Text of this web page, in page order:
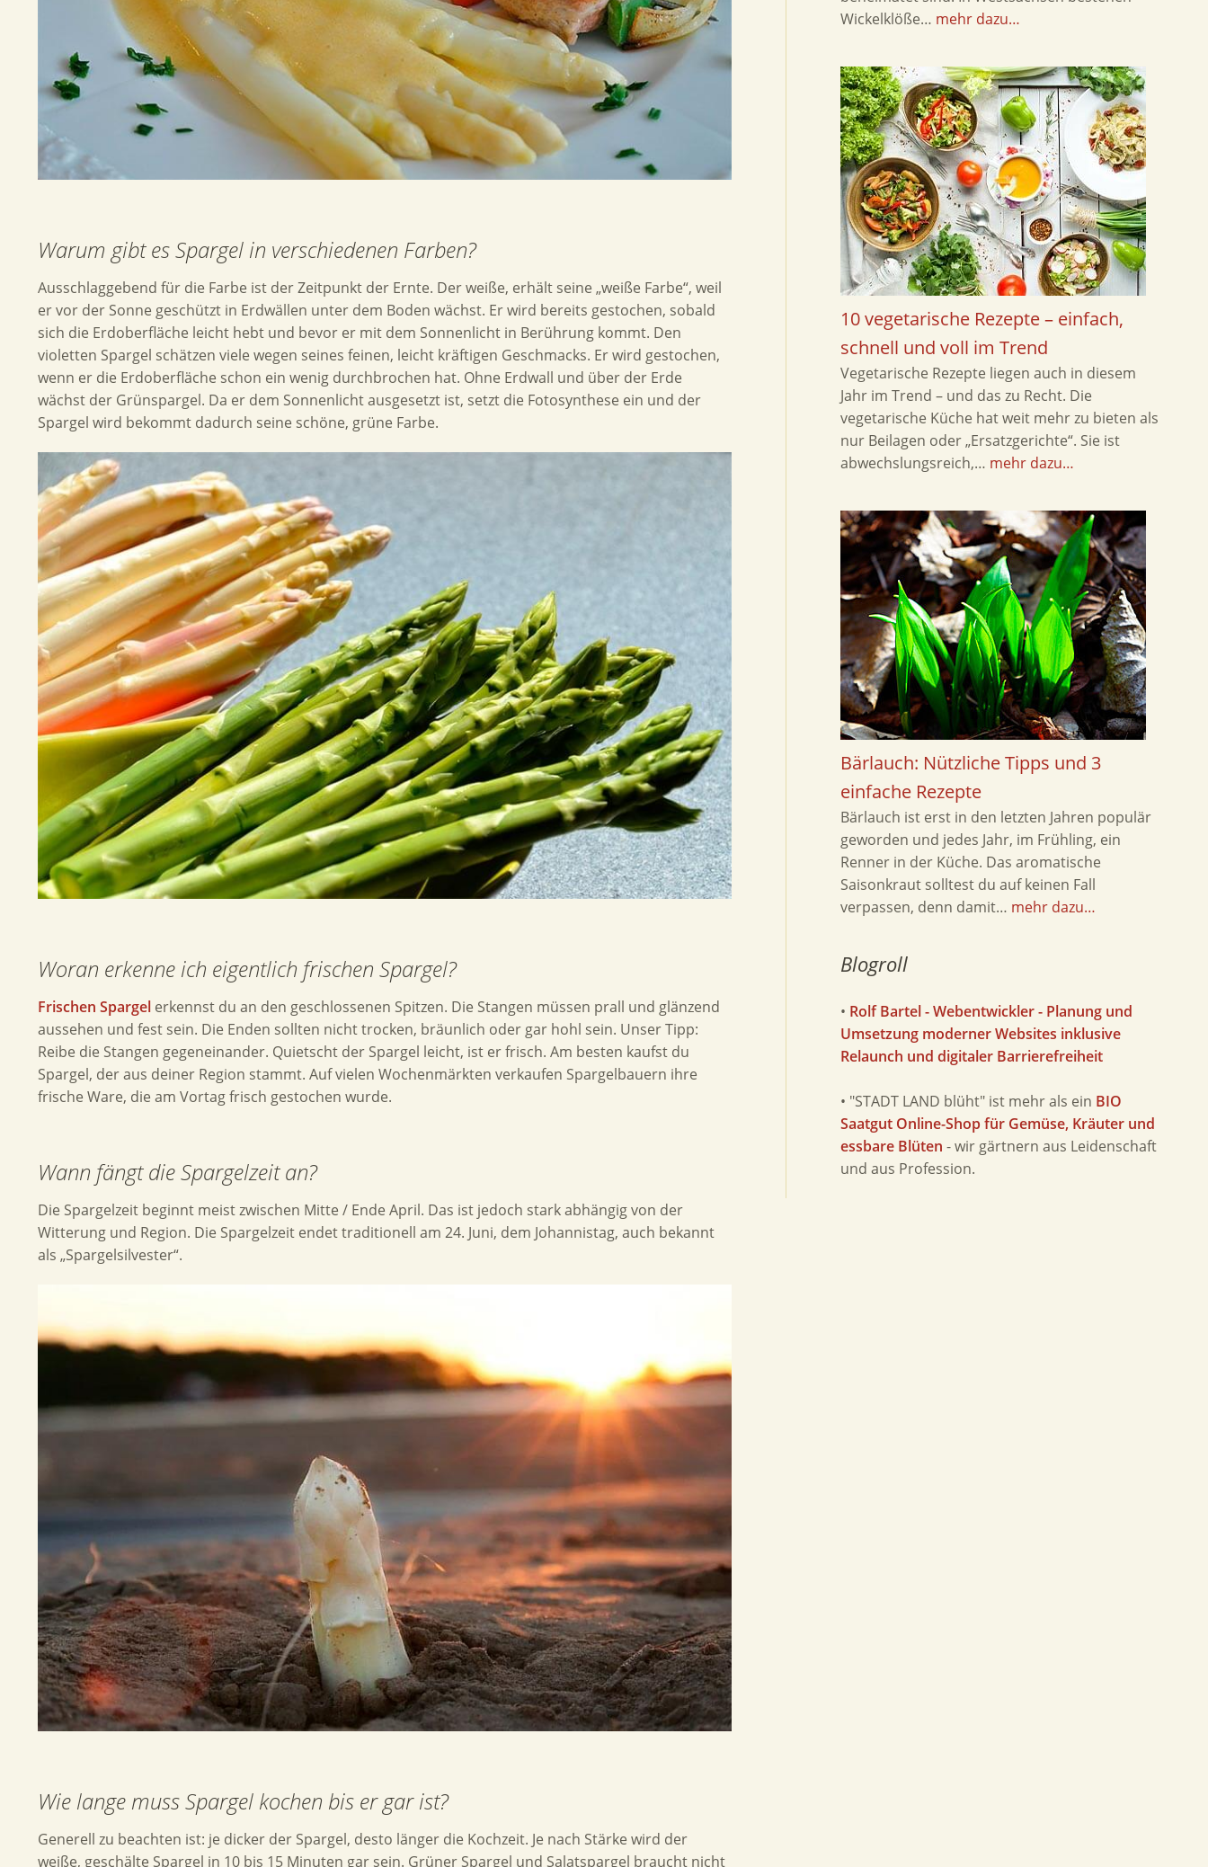
Warum gibt es Spargel in verschiedenen Farben?
Ausschlaggebend für die Farbe ist der Zeitpunkt der Ernte. Der weiße, erhält seine „weiße Farbe“, weil
er vor der Sonne geschützt in Erdwällen unter dem Boden wächst. Er wird bereits gestochen, sobald
sich die Erdoberfläche leicht hebt und bevor er mit dem Sonnenlicht in Berührung kommt. Den
violetten Spargel schätzen viele wegen seines feinen, leicht kräftigen Geschmacks. Er wird gestochen,
wenn er die Erdoberfläche schon ein wenig durchbrochen hat. Ohne Erdwall und über der Erde
wächst der Grünspargel. Da er dem Sonnenlicht ausgesetzt ist, setzt die Fotosynthese ein und der
Spargel wird bekommt dadurch seine schöne, grüne Farbe.
Woran erkenne ich eigentlich frischen Spargel?
Frischen Spargel erkennst du an den geschlossenen Spitzen. Die Stangen müssen prall und glänzend
aussehen und fest sein. Die Enden sollten nicht trocken, bräunlich oder gar hohl sein. Unser Tipp:
Reibe die Stangen gegeneinander. Quietscht der Spargel leicht, ist er frisch. Am besten kaufst du
Spargel, der aus deiner Region stammt. Auf vielen Wochenmärkten verkaufen Spargelbauern ihre
frische Ware, die am Vortag frisch gestochen wurde.
Wann fängt die Spargelzeit an?
Die Spargelzeit beginnt meist zwischen Mitte / Ende April. Das ist jedoch stark abhängig von der
Witterung und Region. Die Spargelzeit endet traditionell am 24. Juni, dem Johannistag, auch bekannt
als „Spargelsilvester“.
Wie lange muss Spargel kochen bis er gar ist?
Generell zu beachten ist: je dicker der Spargel, desto länger die Kochzeit. Je nach Stärke wird der
weiße, geschälte Spargel in 10 bis 15 Minuten gar sein. Grüner Spargel und Salatspargel braucht nicht
Wickelklöße… mehr dazu…
10 vegetarische Rezepte – einfach,
schnell und voll im Trend
Vegetarische Rezepte liegen auch in diesem
Jahr im Trend – und das zu Recht. Die
vegetarische Küche hat weit mehr zu bieten als
nur Beilagen oder „Ersatzgerichte“. Sie ist
abwechslungsreich,… mehr dazu…
Bärlauch: Nützliche Tipps und 3
einfache Rezepte
Bärlauch ist erst in den letzten Jahren populär
geworden und jedes Jahr, im Frühling, ein
Renner in der Küche. Das aromatische
Saisonkraut solltest du auf keinen Fall
verpassen, denn damit… mehr dazu…
Blogroll
• Rolf Bartel - Webentwickler - Planung und
Umsetzung moderner Websites inklusive
Relaunch und digitaler Barrierefreiheit
• "STADT LAND blüht" ist mehr als ein BIO
Saatgut Online-Shop für Gemüse, Kräuter und
essbare Blüten - wir gärtnern aus Leidenschaft
und aus Profession.